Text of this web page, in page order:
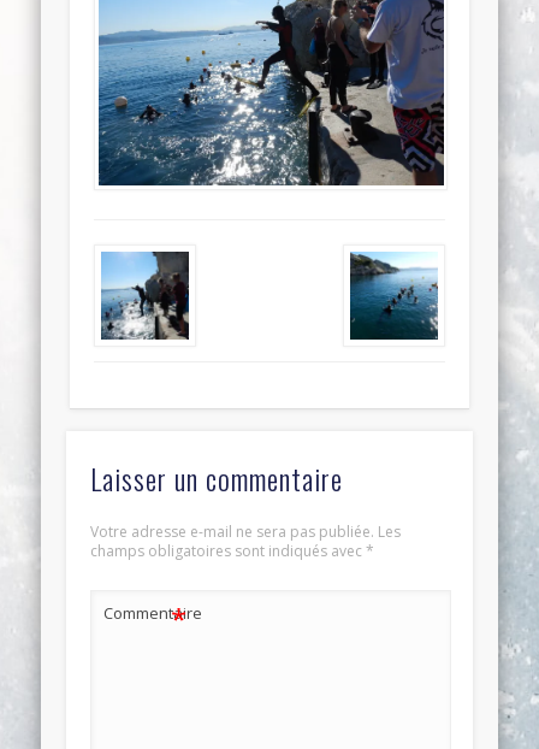
Laisser un commentaire
Votre adresse e-mail ne sera pas publiée. Les
champs obligatoires sont indiqués avec*
Commentaire
*